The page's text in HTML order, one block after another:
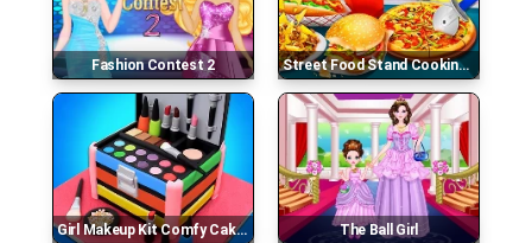
Fashion Contest 2 Street Food Stand Cooking Game For Girls
Girl Makeup Kit Comfy Cakes Pretty Box Bakery Game The Ball Girl